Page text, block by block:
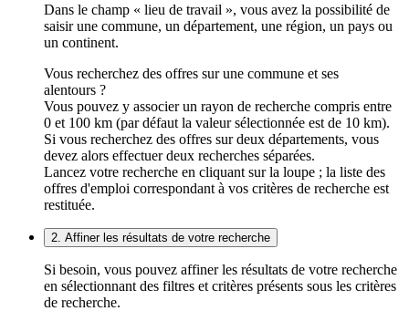
Dans le champ « lieu de travail », vous avez la possibilité de
saisir une commune, un département, une région, un pays ou
un continent.
Vous recherchez des offres sur une commune et ses
alentours ?
Vous pouvez y associer un rayon de recherche compris entre
0 et 100 km (par défaut la valeur sélectionnée est de 10 km).
Si vous recherchez des offres sur deux départements, vous
devez alors effectuer deux recherches séparées.
Lancez votre recherche en cliquant sur la loupe ; la liste des
offres d'emploi correspondant à vos critères de recherche est
restituée.
2. Affiner les résultats de votre recherche
Si besoin, vous pouvez affiner les résultats de votre recherche
en sélectionnant des filtres et critères présents sous les critères
de recherche.